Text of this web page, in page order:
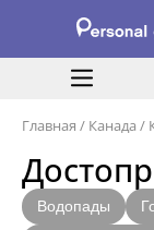
Главная / Канада /
Водопады